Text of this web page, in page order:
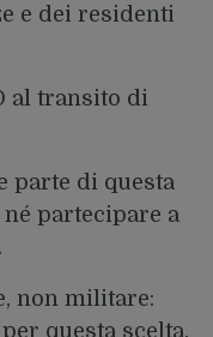
e dei residenti
al transito di
parte di questa
partecipare a
non militare:
questa scelta.